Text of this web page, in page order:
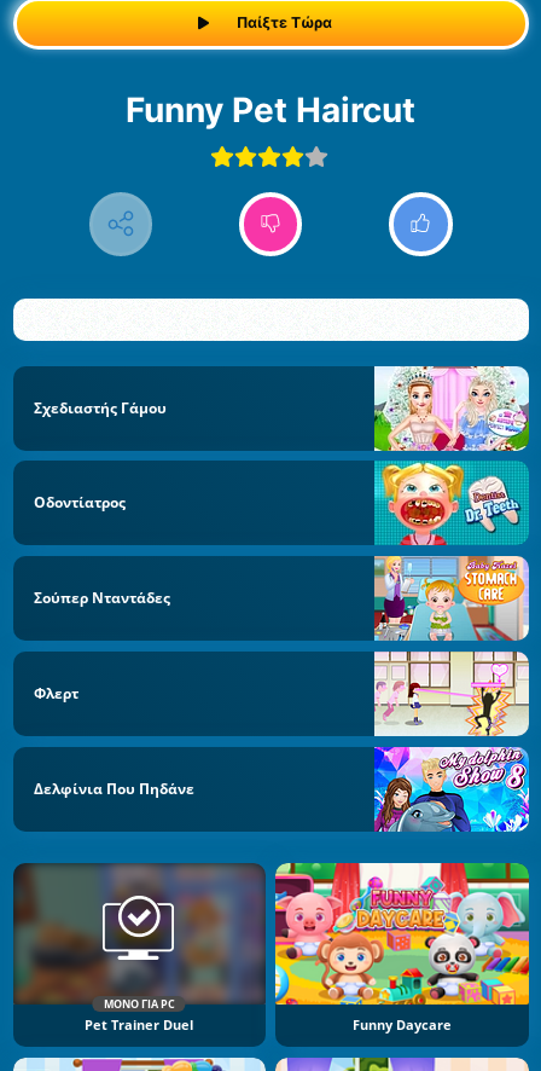
Παίξτε Τώρα
Funny Pet Haircut
Σχεδιαστής Γάμου
Οδοντίατρος
Σούπερ Νταντάδες
Φλερτ
Δελφίνια Που Πηδάνε
ΜΌΝΟ ΓΙΑ PC
Pet Trainer Duel Funny Daycare